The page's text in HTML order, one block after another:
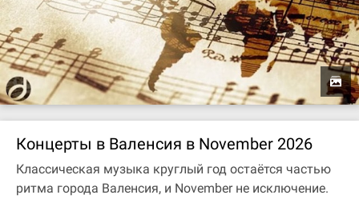
Концерты в Валенсия в November 2026
Классическая музыка круглый год остаётся частью
ритма города Валенсия, и November не исключение.